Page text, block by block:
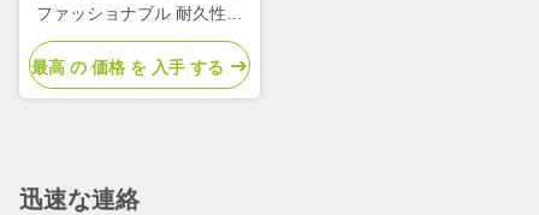
ファッショナブル 耐久性の
ある織物 男性 秋のジャケッ
ト
最高 の 価格 を 入手 する
迅速な連絡